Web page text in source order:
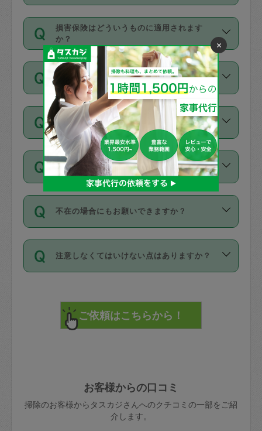
能です。依頼送信後、個別にタスカジさ
んにメッセージを送り調整してくださ
い。ただし、２時間を越えての調整はで
きません。
万が一、依頼した時間帯と作業時間が１
時間も被らない場合、損害保険の対象外
となりますので、ご注意ください。
基本的に、高所での作業や危険作業、屋
外での作業は対象外です。
育園や学校の給食やレストランで料理関
係の専門職に従事されていた方、日本で
すでにハウスキーパーや英語の先生とし
てお仕事をしているフィリピン出身の
方、海外からの留学生、家事が好きな会
社員など様々なバックグラウンドの方が
登録しています。
また外国人の方は英語しか話せない方、
日本語も話せる方など様々です。
バックグラウンドや得意分野はプロフィ
ールに記載していますので、各自の得意
分野を見極めて、目的に合わせてお仕事
を依頼してください。
応募の際に、各自事務局との面接と説明
を行っています。その後、身分証明書の
写真提出をしていただいています。外国
人の場合は在留カードで労働許可状況を
確認しています。タスカジさんトレーニ
ング動画を使ったセルフトレーニングの
のち、タスカジモニター宅にて３時間の
現場トライアルを受け、合格したタスカ
ジさんが活動されています。
※テストセンターの講評は１件目のレビュ
ーとして記載されていますので依頼の際
参考
【詳細】タスカジさんの登録に際
損害保険はどういうものに適用されます
か？
依頼者とタスカジさんとの間でタスカジ
を通して成立した作業時間内での作業に
適用されます。作業範囲は、掃除、洗
濯、料理、作り置き、整理収納、買い物
です。作業中に物を壊したり、人にけが
をさせたりした場合が対象で、補償金額
は対物1000万円、対人1億円が上限で
す。
写真を撮り、
詳細FAQ：
損害賠償保険について教えて
何日前まで依頼できますか？
ご依頼は、現在を起点に3日後（72時間
以降）の日時から受付可能となっていま
す。
ただし、72時間を切った直前の日程では
タスカジさんへ「募集」をかけることが
可能です。
キャンセル料はかかりますか？
キャンセル料には、以下の2種類がありま
す。
1. 直前キャンセル（定期、スポット契約
共通）
72時間を超える※と、以下のキャンセル
料が発生します。
直前キャンセル料：
72時間前〜24時間前＝依頼料金の50%
依頼者不在による当日キャンセル＝依頼
金額の100%＋交通費全額
お試し利用はできますか？
「お試し利用」というメニューはありま
せんが、「一回のみ」依頼を活用するこ
とによって、気に入ったタスカジさんを
まず、条件の合う気になるタスカジさ
みてください。
その後、一番気に入ったタスカジさんに
不在の場合にもお願いできますか？
不在の場合の作業はタスカジさんの同意
が必要です。数回の依頼ののち、タスカ
ジさんと依頼者の間で十分な信頼関係が
てください。
不在時に部屋に入るためにタスカジさん
きた場合は損害保険の対象外となるので
ご注意ください。
注意しなくてはいけない点はありますか？
で、必ず鍵のかかるロッカーや金庫に入
れて依頼者の責任の元管理するよう心掛
けてください。
あわせてこちらも参照ください ： 初めて
利用します。注意しなくてはいけない点
お客様からの口コミ
掃除のお客様からタスカジさんへのクチコミの一部をご紹
介します。
×